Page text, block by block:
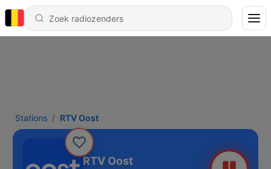
Stations RTV Oost
RTV Oost